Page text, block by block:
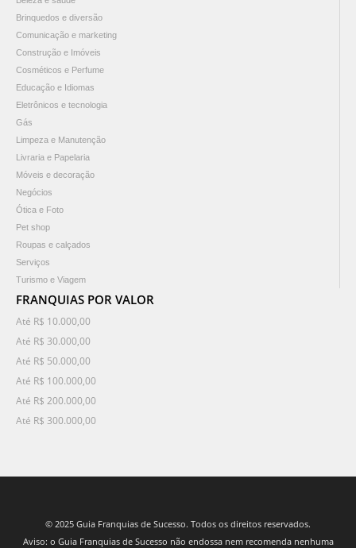
Brinquedos e diversão
Comunicação e marketing
Construção e Imóveis
Cosméticos e Perfume
Educação e Idiomas
Eletrônicos e tecnologia
Gás
Limpeza e Manutenção
Livraria e Papelaria
Móveis e decoração
Negócios
Ótica e Foto
Pet shop
Roupas e calçados
Serviços
Turismo e Viagem
FRANQUIAS POR VALOR
Até R$ 10.000,00
Até R$ 30.000,00
Até R$ 50.000,00
Até R$ 100.000,00
Até R$ 200.000,00
Até R$ 300.000,00
© 2025 Guia Franquias de Sucesso. Todos os direitos reservados.
Aviso: o Guia Franquias de Sucesso não endossa nem recomenda nenhuma